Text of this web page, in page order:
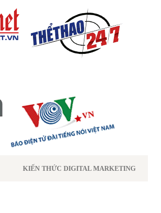
KIẾN THỨC DIGITAL MARKETING